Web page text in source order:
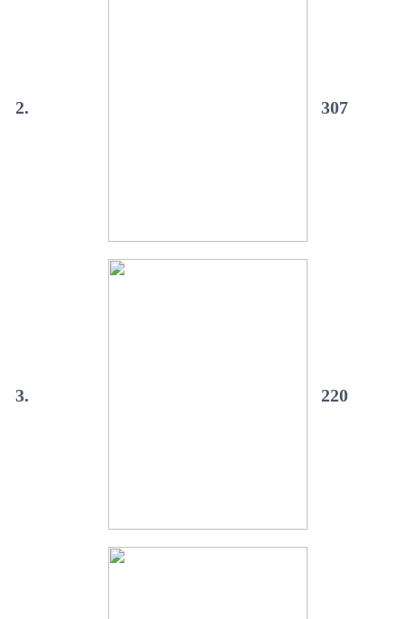
2. 307
3. 220